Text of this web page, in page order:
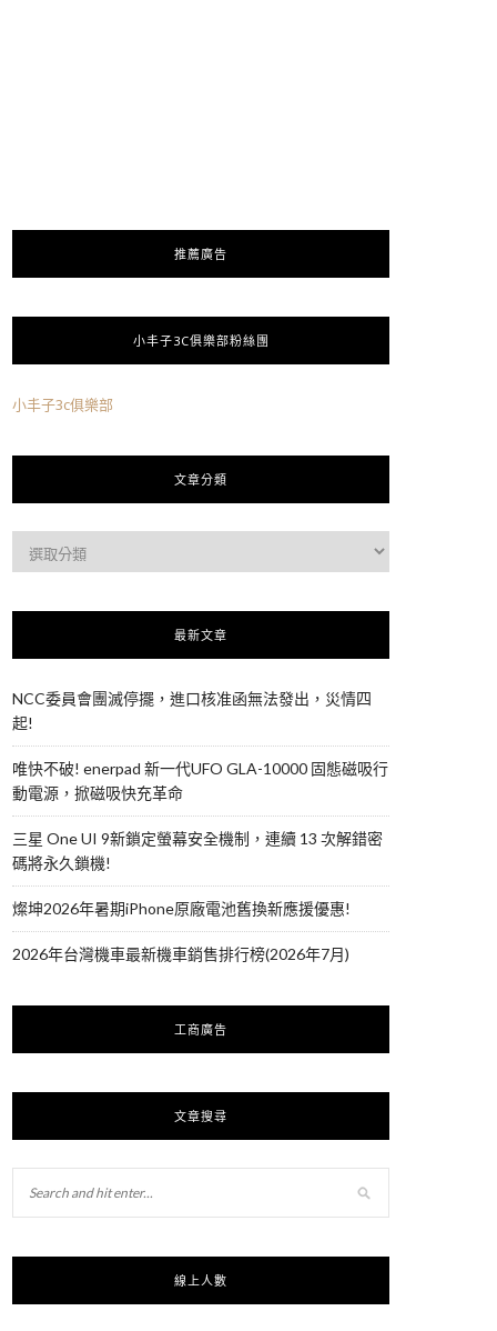
推薦廣告
小丰子3C俱樂部粉絲團
小丰子3c俱樂部
文章分類
最新文章
NCC委員會團滅停擺，進口核准函無法發出，災情四
起!
唯快不破! enerpad 新一代UFO GLA-10000 固態磁吸行
動電源，掀磁吸快充革命
三星 One UI 9新鎖定螢幕安全機制，連續 13 次解錯密
碼將永久鎖機!
燦坤2026年暑期iPhone原廠電池舊換新應援優惠!
2026年台灣機車最新機車銷售排行榜(2026年7月)
工商廣告
文章搜尋
線上人數